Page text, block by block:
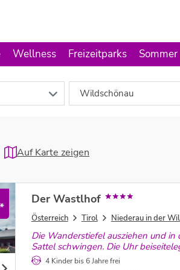
Wellness Freizeitparks Sommer
Wildschönau
Auf Karte zeigen
*
Der Wastlhof
Österreich Tirol Niederau in der
Die Wanderstiefel ausziehen und
Sattel schwingen. Die Uhr
4 Kinder bis 6 Jahre frei